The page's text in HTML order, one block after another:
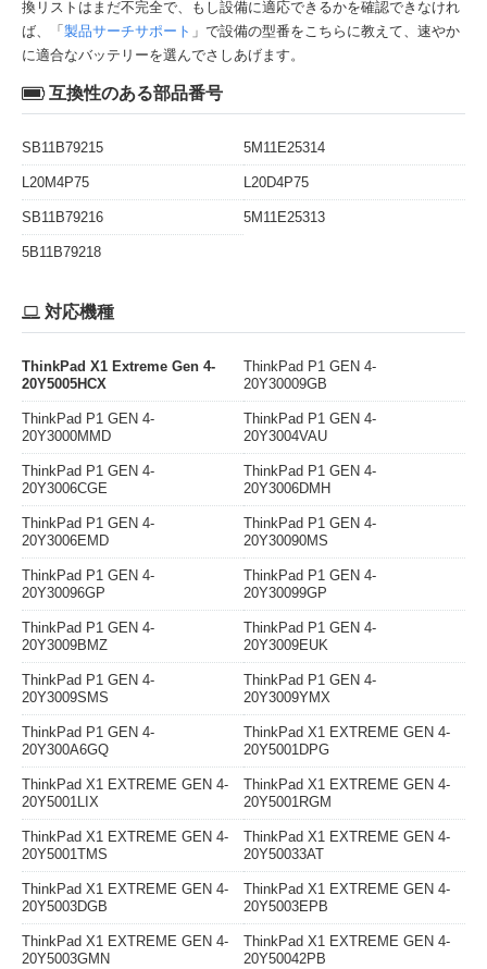
換リストはまだ不完全で、もし設備に適応できるかを確認できなけれ
ば、「 製品サーチサポート 」で設備の型番をこちらに教えて、速やか
に適合なバッテリーを選んでさしあげます。
互換性のある部品番号
SB11B79215 5M11E25314
L20M4P75 L20D4P75
SB11B79216 5M11E25313
5B11B79218
対応機種
ThinkPad X1 Extreme Gen 4-
20Y5005HCX
ThinkPad P1 GEN 4-
20Y30009GB
ThinkPad P1 GEN 4-
20Y3000MMD
ThinkPad P1 GEN 4-
20Y3004VAU
ThinkPad P1 GEN 4-
20Y3006CGE
ThinkPad P1 GEN 4-
20Y3006DMH
ThinkPad P1 GEN 4-
20Y3006EMD
ThinkPad P1 GEN 4-
20Y30090MS
ThinkPad P1 GEN 4-
20Y30096GP
ThinkPad P1 GEN 4-
20Y30099GP
ThinkPad P1 GEN 4-
20Y3009BMZ
ThinkPad P1 GEN 4-
20Y3009EUK
ThinkPad P1 GEN 4-
20Y3009SMS
ThinkPad P1 GEN 4-
20Y3009YMX
ThinkPad P1 GEN 4-
20Y300A6GQ
ThinkPad X1 EXTREME GEN 4-
20Y5001DPG
ThinkPad X1 EXTREME GEN 4-
20Y5001LIX
ThinkPad X1 EXTREME GEN 4-
20Y5001RGM
ThinkPad X1 EXTREME GEN 4-
20Y5001TMS
ThinkPad X1 EXTREME GEN 4-
20Y50033AT
ThinkPad X1 EXTREME GEN 4-
20Y5003DGB
ThinkPad X1 EXTREME GEN 4-
20Y5003EPB
ThinkPad X1 EXTREME GEN 4-
20Y5003GMN
ThinkPad X1 EXTREME GEN 4-
20Y50042PB